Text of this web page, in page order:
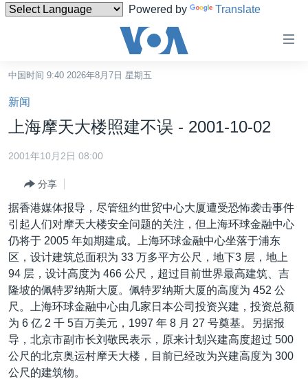
Powered by Translate
碍
链
接
跳
转
容
跳
到
导
航
到
港澳
国际
最新国际新闻
印太
中东
欧洲
非洲
美洲
分类新闻
经济·金融·贸易
人权·法律·宗教
科教·文娱·体健
军事
劳工
美中关系
热点专题
白宫要闻
国会报道
美中关系
VOA视频
VOA今日焦点
中文广播
中国时间 9:40 2026年8月7日 星期五
新闻
上海摩天大楼照建不误 - 2001-10-02
2001年10月2日 08:00
分享
据香港媒体报导，尽管纽约世贸中心大厦遭受恐怖袭击事件
引起人们对摩天大楼安全问题的关注，但上海环球金融中心
仍将于 2005 年如期建成。上海环球金融中心坐落于浦东
区，设计建筑总面积为 33 万多平方公尺，地下3 层，地上
94 层，设计高度为 466 公尺，超过目前世界最高建筑、吉
隆坡的佩特罗纳斯大厦。佩特罗纳斯大厦的高度为 452 公
尺。上海环球金融中心由几家日本公司投资兴建，投资总额
为 6 亿 2 千 5百万美元，1997 年 8 月 27 号奠基。另据报
导，北京市副市长刘敬民表示，原来计划兴建高度超过 500
公尺的北京奥运村摩天大楼，目前已经改为兴建高度为 300
公尺的建筑物。